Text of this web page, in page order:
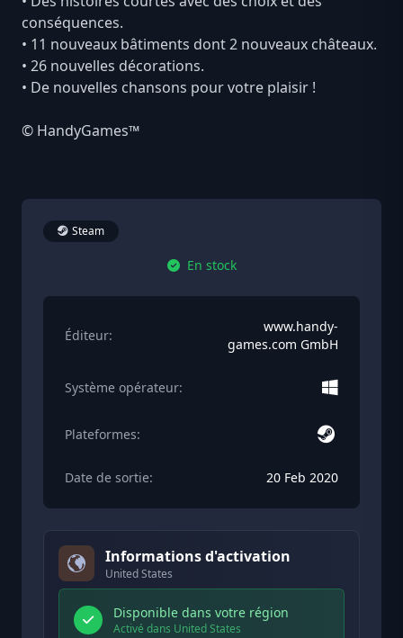
conséquences.
• 11 nouveaux bâtiments dont 2 nouveaux châteaux.
• 26 nouvelles décorations.
• De nouvelles chansons pour votre plaisir !
© HandyGames™
Steam
En stock
Éditeur:
www.handy-
games.com GmbH
Système opérateur:
Plateformes:
Date de sortie: 20 Feb 2020
Informations d'activation
United States
Disponible dans votre région
Activé dans United States